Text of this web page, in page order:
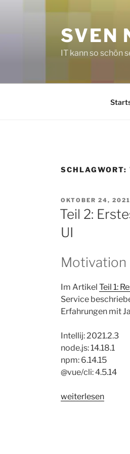
SVEN
IT kann so schön
SCHLAGWORT:
VERÖFFENTLICHT
AM
OKTOBER 24, 2021
Teil 2:
UI
Motivation
Im Artikel Teil 1:
Service
Erfahrungen mit
Intellij: 2021.2.3
node.js: 14.18.1
npm: 6.14.15
@vue/cli: 4.5.14
„Teil
weiterlesen